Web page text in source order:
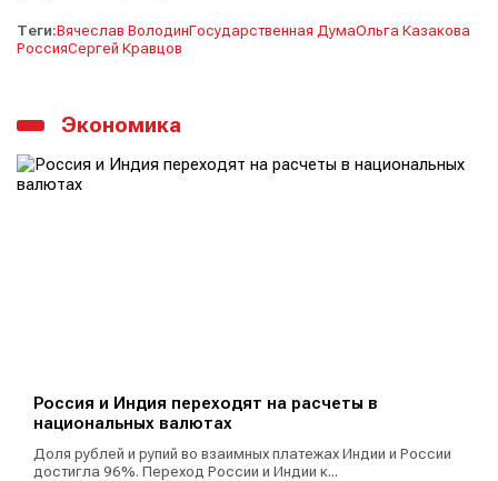
Теги:Вячеслав ВолодинГосударственная ДумаОльга Казакова
РоссияСергей Кравцов
Экономика
Россия и Индия переходят на расчеты в
национальных валютах
Доля рублей и рупий во взаимных платежах Индии и России
достигла 96%. Переход России и Индии к...